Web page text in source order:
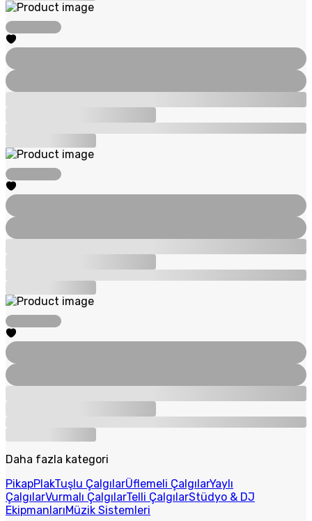
Daha fazla kategori
PikapPlakTuşlu ÇalgılarÜflemeli ÇalgılarYaylı
ÇalgılarVurmalı ÇalgılarTelli ÇalgılarStüdyo & DJ
EkipmanlarıMüzik Sistemleri